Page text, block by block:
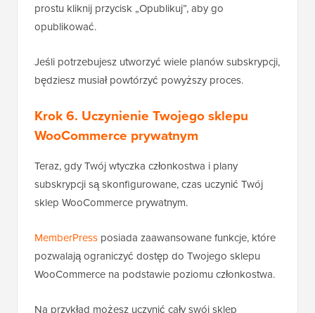
prostu kliknij przycisk „Opublikuj”, aby go
opublikować.
Jeśli potrzebujesz utworzyć wiele planów subskrypcji,
będziesz musiał powtórzyć powyższy proces.
Krok 6. Uczynienie Twojego sklepu
WooCommerce prywatnym
Teraz, gdy Twój wtyczka członkostwa i plany
subskrypcji są skonfigurowane, czas uczynić Twój
sklep WooCommerce prywatnym.
MemberPress posiada zaawansowane funkcje, które
pozwalają ograniczyć dostęp do Twojego sklepu
WooCommerce na podstawie poziomu członkostwa.
Na przykład możesz uczynić cały swój sklep